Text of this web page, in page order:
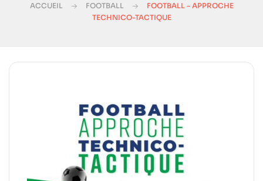
ACCUEIL FOOTBALL
FOOTBALL – APPROCHE
TECHNICO-TACTIQUE